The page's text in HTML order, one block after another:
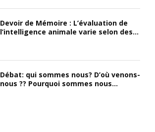
Devoir de Mémoire : L’évaluation de
l’intelligence animale varie selon des...
Débat: qui sommes nous? D’où venons-
nous ?? Pourquoi sommes nous...